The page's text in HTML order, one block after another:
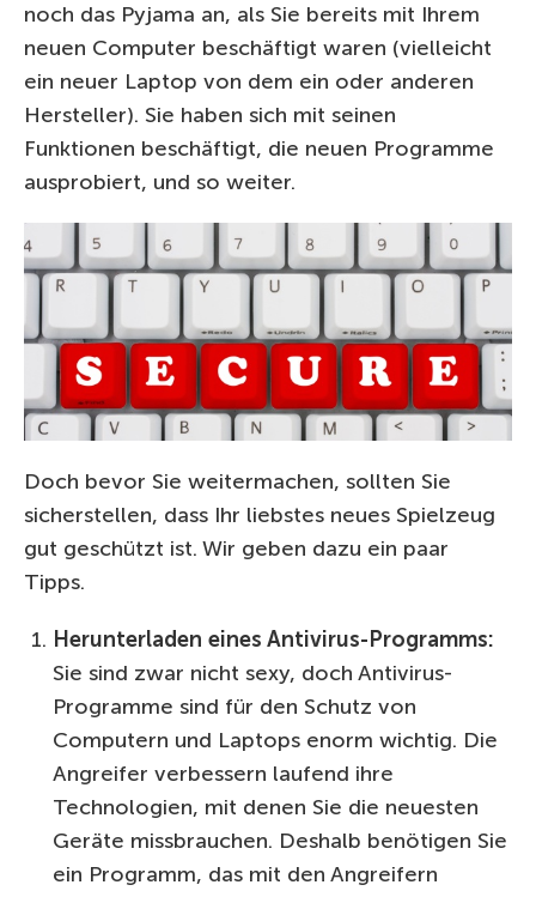
noch das Pyjama an, als Sie bereits mit Ihrem
neuen Computer beschäftigt waren (vielleicht
ein neuer Laptop von dem ein oder anderen
Hersteller). Sie haben sich mit seinen
Funktionen beschäftigt, die neuen Programme
ausprobiert, und so weiter.
Doch bevor Sie weitermachen, sollten Sie
sicherstellen, dass Ihr liebstes neues Spielzeug
gut geschützt ist. Wir geben dazu ein paar
Tipps.
Herunterladen eines Antivirus-Programms:
Sie sind zwar nicht sexy, doch Antivirus-
Programme sind für den Schutz von
Computern und Laptops enorm wichtig. Die
Angreifer verbessern laufend ihre
Technologien, mit denen Sie die neuesten
Geräte missbrauchen. Deshalb benötigen Sie
ein Programm, das mit den Angreifern